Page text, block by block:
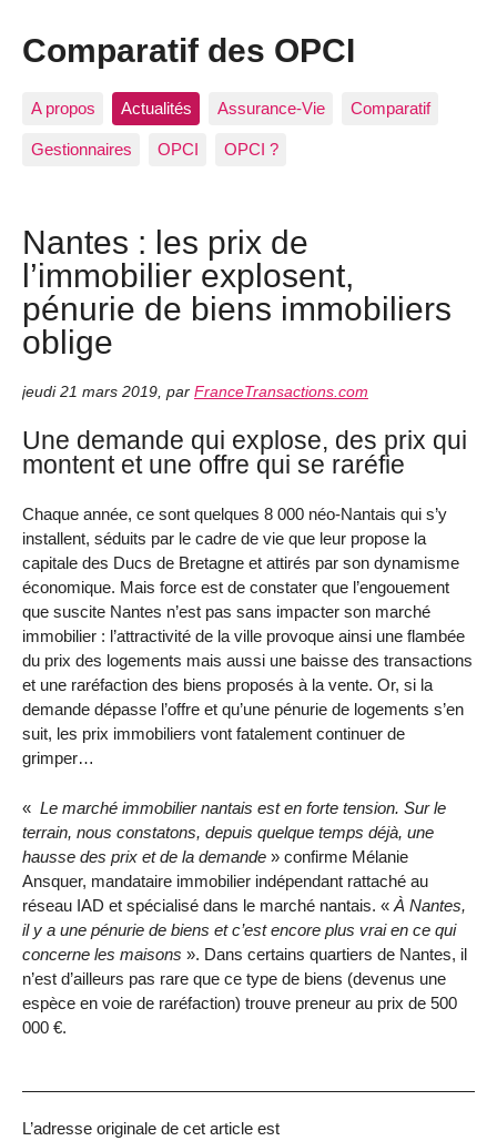
Comparatif des OPCI
A propos Actualités Assurance-Vie Comparatif
Gestionnaires OPCI OPCI ?
Nantes : les prix de
l’immobilier explosent,
pénurie de biens immobiliers
oblige
jeudi 21 mars 2019 par FranceTransactions.com
Une demande qui explose, des prix qui
montent et une offre qui se raréfie
Chaque année, ce sont quelques 8 000 néo-Nantais qui s’y
installent, séduits par le cadre de vie que leur propose la
capitale des Ducs de Bretagne et attirés par son dynamisme
économique. Mais force est de constater que l’engouement
que suscite Nantes n’est pas sans impacter son marché
immobilier : l’attractivité de la ville provoque ainsi une flambée
du prix des logements mais aussi une baisse des transactions
et une raréfaction des biens proposés à la vente. Or, si la
demande dépasse l’offre et qu’une pénurie de logements s’en
suit, les prix immobiliers vont fatalement continuer de
grimper…
« Le marché immobilier nantais est en forte tension. Sur le
terrain, nous constatons, depuis quelque temps déjà, une
hausse des prix et de la demande » confirme Mélanie
Ansquer, mandataire immobilier indépendant rattaché au
réseau IAD et spécialisé dans le marché nantais. « À Nantes,
il y a une pénurie de biens et c’est encore plus vrai en ce qui
concerne les maisons ». Dans certains quartiers de Nantes, il
n’est d’ailleurs pas rare que ce type de biens (devenus une
espèce en voie de raréfaction) trouve preneur au prix de 500
000 €.
L’adresse originale de cet article est